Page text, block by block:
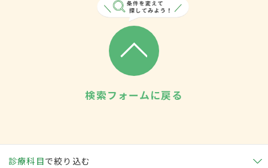
検索フォームに戻る
診療科目で絞り込む